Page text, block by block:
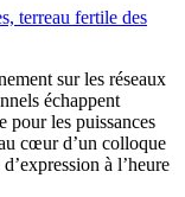
terreau fertile des
sur les réseaux
échappent
pour les puissances
cœur d’un colloque
à l’heure